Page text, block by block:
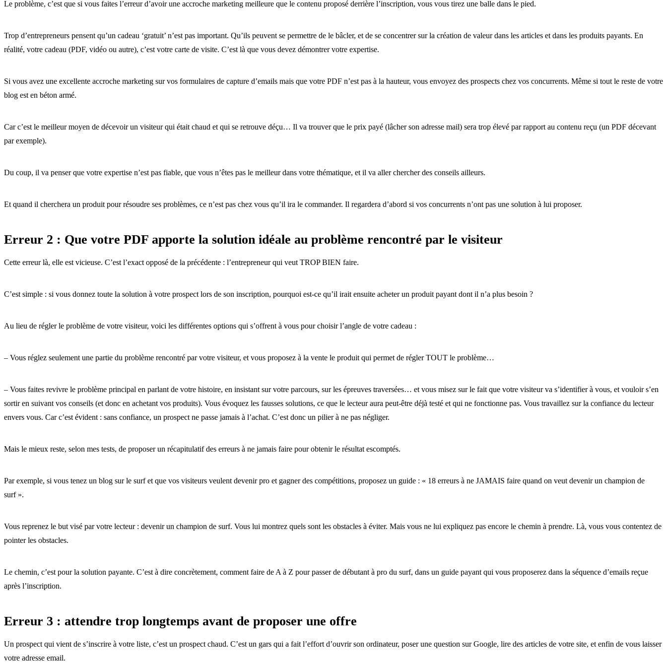
Le problème, c’est que si vous faites l’erreur d’avoir une accroche marketing meilleure que le contenu proposé derrière l’inscription, vous vous tirez une balle dans le pied.
Trop d’entrepreneurs pensent qu’un cadeau ‘gratuit’ n’est pas important. Qu’ils peuvent se permettre de le bâcler, et de se concentrer sur la création de valeur dans les articles et dans les produits payants. En
réalité, votre cadeau (PDF, vidéo ou autre), c’est votre carte de visite. C’est là que vous devez démontrer votre expertise.
Si vous avez une excellente accroche marketing sur vos formulaires de capture d’emails mais que votre PDF n’est pas à la hauteur, vous envoyez des prospects chez vos concurrents. Même si tout le reste de votre
blog est en béton armé.
Car c’est le meilleur moyen de décevoir un visiteur qui était chaud et qui se retrouve déçu… Il va trouver que le prix payé (lâcher son adresse mail) sera trop élevé par rapport au contenu reçu (un PDF décevant
par exemple).
Du coup, il va penser que votre expertise n’est pas fiable, que vous n’êtes pas le meilleur dans votre thématique, et il va aller chercher des conseils ailleurs.
Et quand il cherchera un produit pour résoudre ses problèmes, ce n’est pas chez vous qu’il ira le commander. Il regardera d’abord si vos concurrents n’ont pas une solution à lui proposer.
Erreur 2 : Que votre PDF apporte la solution idéale au problème rencontré par le visiteur
Cette erreur là, elle est vicieuse. C’est l’exact opposé de la précédente : l’entrepreneur qui veut TROP BIEN faire.
C’est simple : si vous donnez toute la solution à votre prospect lors de son inscription, pourquoi est-ce qu’il irait ensuite acheter un produit payant dont il n’a plus besoin ?
Au lieu de régler le problème de votre visiteur, voici les différentes options qui s’offrent à vous pour choisir l’angle de votre cadeau :
– Vous réglez seulement une partie du problème rencontré par votre visiteur, et vous proposez à la vente le produit qui permet de régler TOUT le problème…
– Vous faites revivre le problème principal en parlant de votre histoire, en insistant sur votre parcours, sur les épreuves traversées… et vous misez sur le fait que votre visiteur va s’identifier à vous, et vouloir s’en
sortir en suivant vos conseils (et donc en achetant vos produits). Vous évoquez les fausses solutions, ce que le lecteur aura peut-être déjà testé et qui ne fonctionne pas. Vous travaillez sur la confiance du lecteur
envers vous. Car c’est évident : sans confiance, un prospect ne passe jamais à l’achat. C’est donc un pilier à ne pas négliger.
Mais le mieux reste, selon mes tests, de proposer un récapitulatif des erreurs à ne jamais faire pour obtenir le résultat escomptés.
Par exemple, si vous tenez un blog sur le surf et que vos visiteurs veulent devenir pro et gagner des compétitions, proposez un guide : « 18 erreurs à ne JAMAIS faire quand on veut devenir un champion de
surf ».
Vous reprenez le but visé par votre lecteur : devenir un champion de surf. Vous lui montrez quels sont les obstacles à éviter. Mais vous ne lui expliquez pas encore le chemin à prendre. Là, vous vous contentez de
pointer les obstacles.
Le chemin, c’est pour la solution payante. C’est à dire concrètement, comment faire de A à Z pour passer de débutant à pro du surf, dans un guide payant qui vous proposerez dans la séquence d’emails reçue
après l’inscription.
Erreur 3 : attendre trop longtemps avant de proposer une offre
Un prospect qui vient de s’inscrire à votre liste, c’est un prospect chaud. C’est un gars qui a fait l’effort d’ouvrir son ordinateur, poser une question sur Google, lire des articles de votre site, et enfin de vous laisser
votre adresse email.